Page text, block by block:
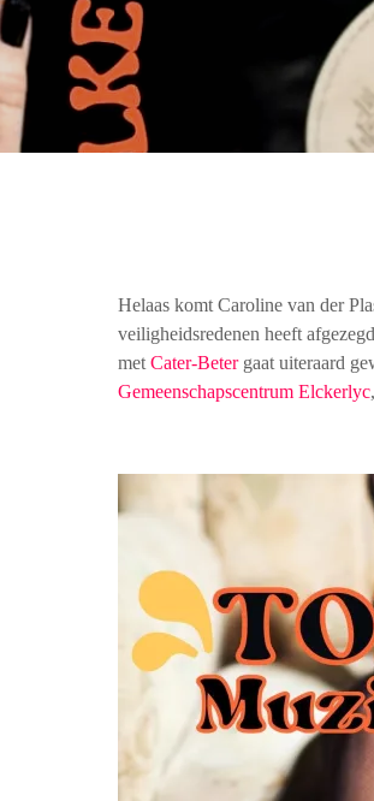
Helaas komt Caroline van der
veiligheidsredenen heeft
met Cater-Betergaat uiteraard
Gemeenschapscentrum Elckerlyc